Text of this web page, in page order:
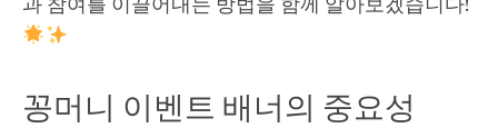
꽁머니 이벤트 배너의 중요성